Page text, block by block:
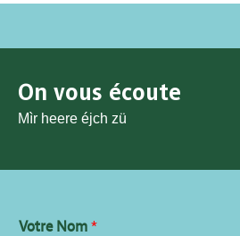
On vous écoute
Mìr heere éjch zü
Votre Nom *